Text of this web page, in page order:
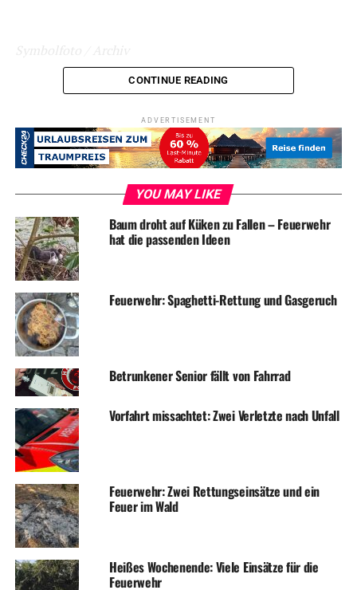
Symbolfoto / Archiv
ADVERTISEMENT
RELATED TOPICS: BLAULICHT NEWS UNFALL
Einbruch in Einfamilienhaus
DON'T MISS
Einbruch in Einfamilienhaus
CONTINUE READING
ADVERTISEMENT
YOU MAY LIKE
Baum droht auf Küken zu Fallen – Feuerwehr
hat die passenden Ideen
Feuerwehr: Spaghetti-Rettung und Gasgeruch
Betrunkener Senior fällt von Fahrrad
Vorfahrt missachtet: Zwei Verletzte nach Unfall
Feuerwehr: Zwei Rettungseinsätze und ein
Feuer im Wald
Heißes Wochenende: Viele Einsätze für die
Feuerwehr